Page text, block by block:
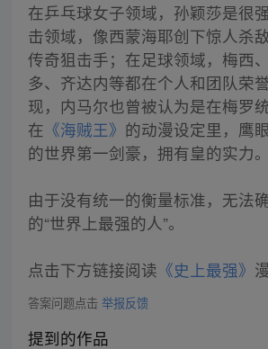
在乒乓球女子领域，孙颖莎是很
击领域，像西蒙海耶创下惊人杀
传奇狙击手；在足球领域，梅西
多、齐达内等都在个人和团队荣
现，内马尔也曾被认为是在梅罗
在 《海贼王》 的动漫设定里，鹰
的世界第一剑豪，拥有皇的实力。
由于没有统一的衡量标准，无法
的“世界上最强的人”。
点击下方链接阅读 《史上最强》
答案问题点击 举报反馈
提到的作品